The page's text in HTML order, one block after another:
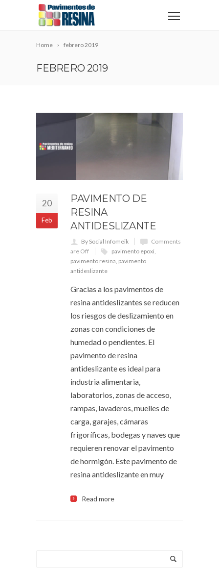
Home febrero 2019
FEBRERO 2019
20
Feb
PAVIMENTO DE
RESINA
ANTIDESLIZANTE
By Social Infomeik
Comments
are Off
pavimento epoxi
pavimento resina pavimento
antideslizante
Gracias a los pavimentos de
resina antideslizantes se reducen
los riesgos de deslizamiento en
zonas con condiciones de
humedad o pendientes. El
pavimento de resina
antideslizante es ideal para
industria alimentaria,
laboratorios, zonas de acceso,
rampas, lavaderos, muelles de
carga, garajes, cámaras
frigoríficas, bodegas y naves que
requieren renovar el pavimento
de hormigón. Este pavimento de
resina antideslizante en muy
Read more